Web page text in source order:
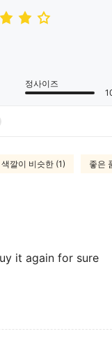
정사이즈
깔이 비슷한 (1) 좋은
it again for sure